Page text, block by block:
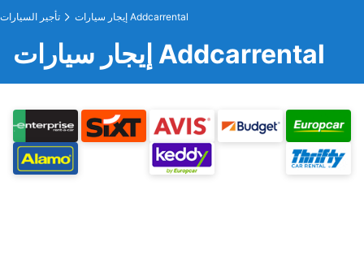
تأجير السيارات إيجار سيارات Addcarrental
إيجار سيارات Addcarrental